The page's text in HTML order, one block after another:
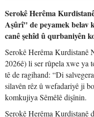
Serokê Herêma
Aşûrî" de peyamek belav
canê şehîd û qurbaniyên
Serokê Herêma Kurdistanê
2026ê) li ser rûpela xwe ya
tê de ragihand: “Di
silavên rêz û wefadariyê ji
komkujiya Sêmêlê dişînin.
Serokê Herêma Kurdistanê